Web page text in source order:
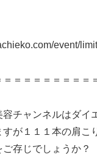
event/
＝＝＝＝＝＝＝＝
チャンネルはダイ
が１１１本の肩こ
存じでしょうか？